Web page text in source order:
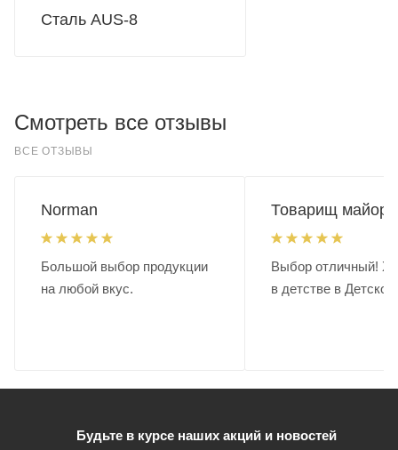
Сталь AUS-8
Смотреть все отзывы
ВСЕ ОТЗЫВЫ
Norman
Большой выбор продукции
на любой вкус.
Товарищ майор.
Выбор отличный!
в детстве в
Будьте в курсе наших акций и новостей